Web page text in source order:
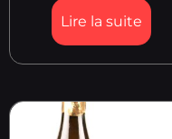
Lire la suite